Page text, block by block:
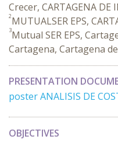
Crecer, CARTAGENA DE
2MUTUALSER EPS,
3Mutual SER EPS,
Cartagena, Cartagena
PRESENTATION
poster ANALISIS DE
OBJECTIVES